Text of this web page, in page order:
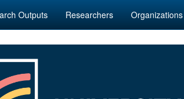
Outputs Researchers Organizations